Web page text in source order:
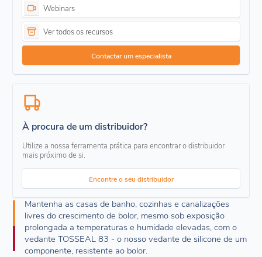
Webinars
Ver todos os recursos
Contactar um especialista
À procura de um distribuidor?
Utilize a nossa ferramenta prática para encontrar o distribuidor
mais próximo de si.
Encontre o seu distribuidor
Mantenha as casas de banho, cozinhas e canalizações
livres do crescimento de bolor, mesmo sob exposição
prolongada a temperaturas e humidade elevadas, com o
vedante TOSSEAL 83 - o nosso vedante de silicone de um
componente, resistente ao bolor.